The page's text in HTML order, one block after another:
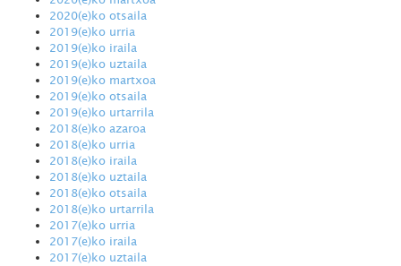
2020(e)ko otsaila
2019(e)ko urria
2019(e)ko iraila
2019(e)ko uztaila
2019(e)ko martxoa
2019(e)ko otsaila
2019(e)ko urtarrila
2018(e)ko azaroa
2018(e)ko urria
2018(e)ko iraila
2018(e)ko uztaila
2018(e)ko otsaila
2018(e)ko urtarrila
2017(e)ko urria
2017(e)ko iraila
2017(e)ko uztaila